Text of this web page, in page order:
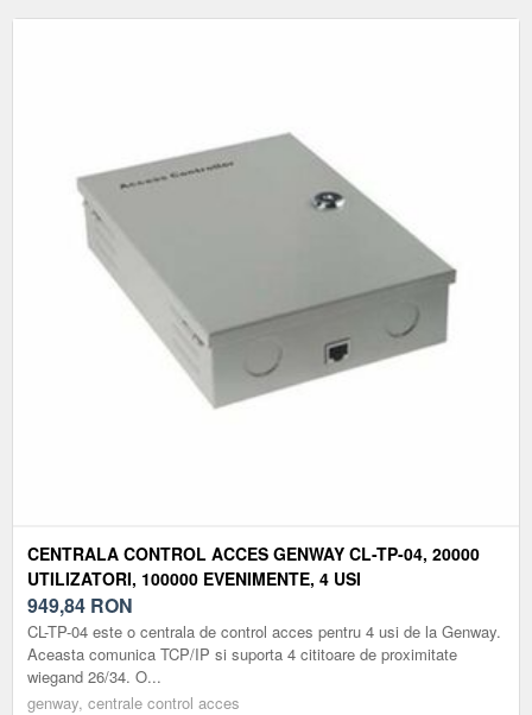
CENTRALA CONTROL ACCES GENWAY CL-TP-04, 20000
UTILIZATORI, 100000 EVENIMENTE, 4 USI
949,84 RON
CL-TP-04 este o centrala de control acces pentru 4 usi de la Genway.
Aceasta comunica TCP/IP si suporta 4 cititoare de proximitate
wiegand 26/34. O...
genway, centrale control acces